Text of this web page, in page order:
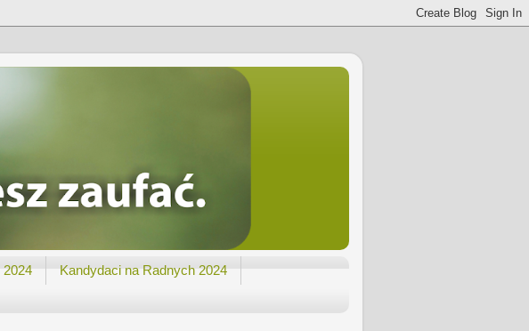
Kandydaci na Radnych 2024